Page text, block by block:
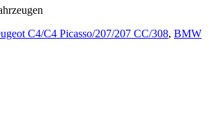
C4/C4 Picasso/207/207 CC/308, BMW